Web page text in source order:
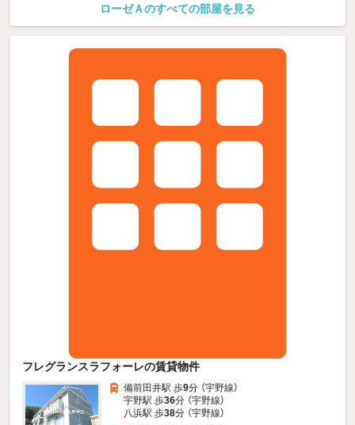
ローゼＡのすべての部屋を見る
フレグランスラフォーレの賃貸物件
備前田井駅 歩9分 （宇野線）
宇野駅 歩36分 （宇野線）
八浜駅 歩38分 （宇野線）